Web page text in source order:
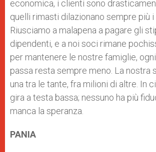
economica, i clienti sono
quelli rimasti dilazionano sempre più i
Riusciamo a malapena a pagare gli
dipendenti, e a noi soci rimane
per mantenere le nostre famiglie,
passa resta sempre meno. La nostra
una tra le tante, fra milioni di altre. In
gira a testa bassa; nessuno ha più
manca la speranza.
PANIA